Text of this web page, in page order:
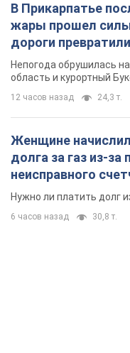
В Прикарпатье
жары прошел
дороги
Непогода обрушилась
область и курортный
12 часов назад 24,3 т.
Женщине
долга за газ из-за
неисправного
вынес
Нужно ли платить долг
6 часов назад 30,8 т.